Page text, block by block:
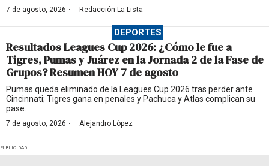
7 de agosto, 2026 · Redacción La-Lista
DEPORTES
Resultados Leagues Cup 2026: ¿Cómo le fue a
Tigres, Pumas y Juárez en la Jornada 2 de la Fase de
Grupos? Resumen HOY 7 de agosto
Pumas queda eliminado de la Leagues Cup 2026 tras perder ante
Cincinnati; Tigres gana en penales y Pachuca y Atlas complican su
pase.
7 de agosto, 2026 · Alejandro López
PUBLICIDAD